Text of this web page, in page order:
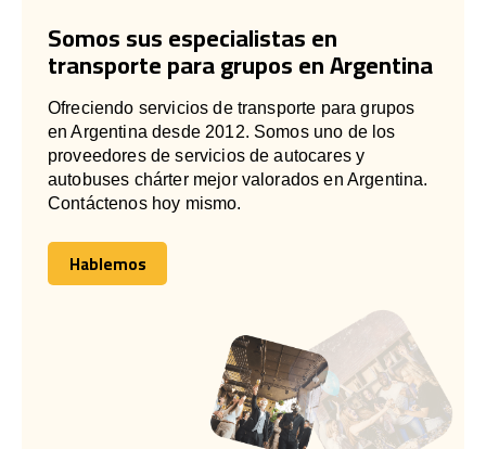
Somos sus especialistas en
transporte para grupos en Argentina
Ofreciendo servicios de transporte para grupos
en Argentina desde 2012. Somos uno de los
proveedores de servicios de autocares y
autobuses chárter mejor valorados en Argentina.
Contáctenos hoy mismo.
Hablemos
Hablemos